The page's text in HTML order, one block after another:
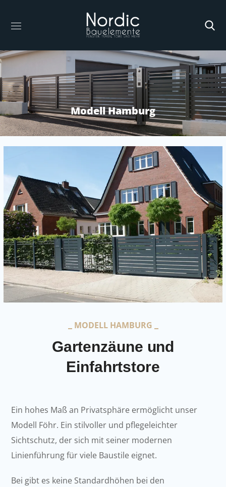
Modell Hamburg
MODELL HAMBURG
Gartenzäune und
Einfahrtstore
Ein hohes Maß an Privatsphäre ermöglicht unser
Modell Föhr. Ein stilvoller und pflegeleichter
Sichtschutz, der sich mit seiner modernen
Linienführung für viele Baustile eignet.
Bei gibt es keine Standardhöhen bei den